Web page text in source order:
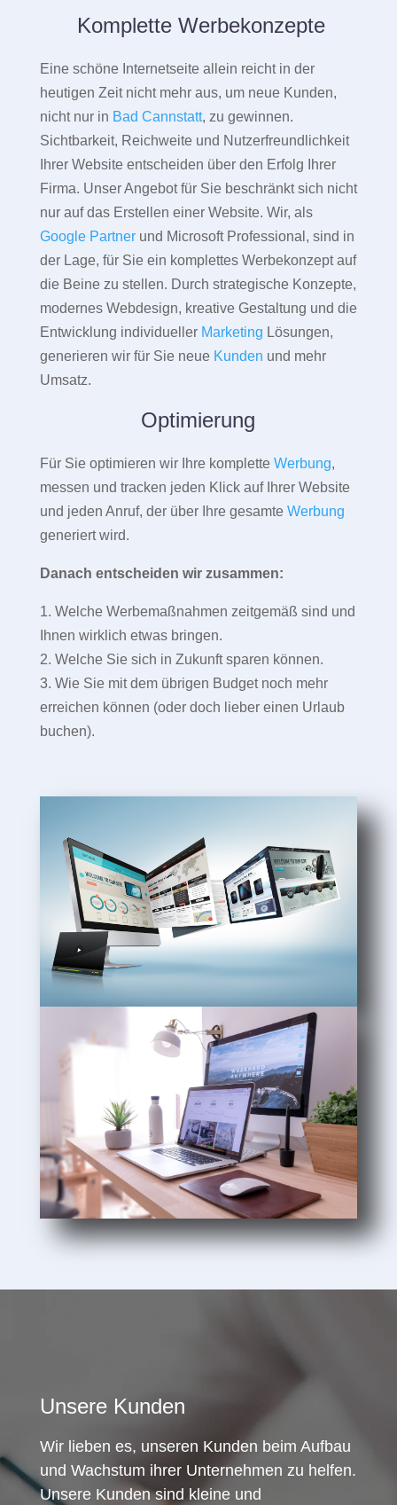
Komplette Werbekonzepte
Eine schöne Internetseite allein reicht in der
heutigen Zeit nicht mehr aus, um neue Kunden,
nicht nur in Bad Cannstatt, zu gewinnen.
Sichtbarkeit, Reichweite und Nutzerfreundlichkeit
Ihrer Website entscheiden über den Erfolg Ihrer
Firma. Unser Angebot für Sie beschränkt sich nicht
nur auf das Erstellen einer Website. Wir, als
Google Partnerund Microsoft Professional, sind in
der Lage, für Sie ein komplettes Werbekonzept auf
die Beine zu stellen. Durch strategische Konzepte,
modernes Webdesign, kreative Gestaltung und die
Entwicklung individueller Marketing Lösungen,
generieren wir für Sie neue Kunden und mehr
Umsatz.
Optimierung
Für Sie optimieren wir Ihre komplette Werbung,
messen und tracken jeden Klick auf Ihrer Website
und jeden Anruf, der über Ihre gesamte Werbung
generiert wird.
Danach entscheiden wir zusammen:
1. Welche Werbemaßnahmen zeitgemäß sind und
Ihnen wirklich etwas bringen.
2. Welche Sie sich in Zukunft sparen können.
3. Wie Sie mit dem übrigen Budget noch mehr
erreichen können (oder doch lieber einen Urlaub
buchen).
Unsere Kunden
Wir lieben es, unseren Kunden beim Aufbau
und Wachstum ihrer Unternehmen zu helfen.
Unsere Kunden sind kleine und